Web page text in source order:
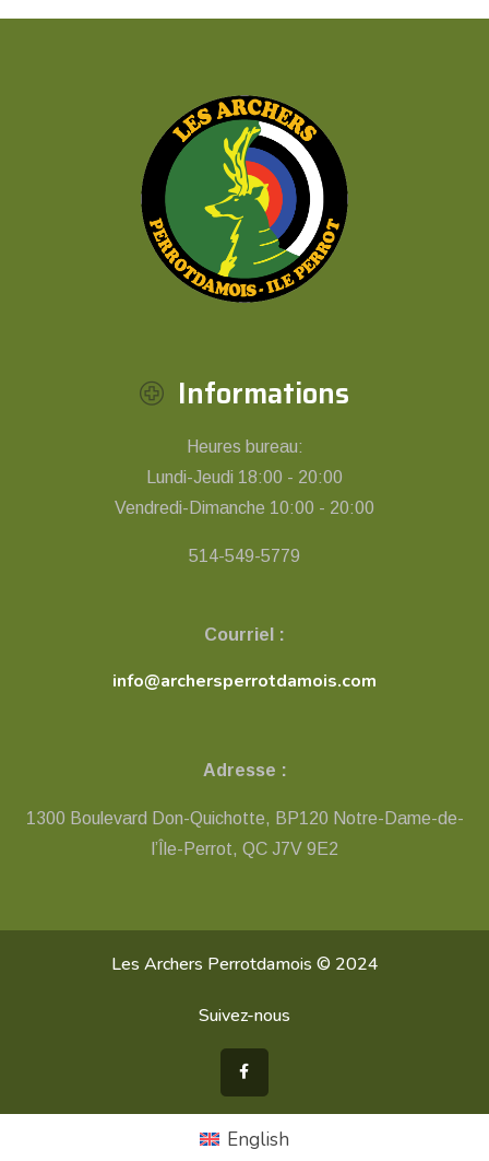
Informations
Heures bureau:
Lundi-Jeudi 18:00 - 20:00
Vendredi-Dimanche 10:00 - 20:00
514-549-5779
Courriel :
info@archersperrotdamois.com
Adresse :
1300 Boulevard Don-Quichotte, BP120 Notre-Dame-de-
l’Île-Perrot, QC ​J7V 9E2
Les Archers Perrotdamois © 2024
Suivez-nous
English